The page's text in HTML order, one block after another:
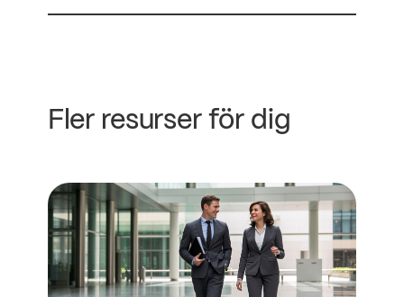
Fler resurser för dig